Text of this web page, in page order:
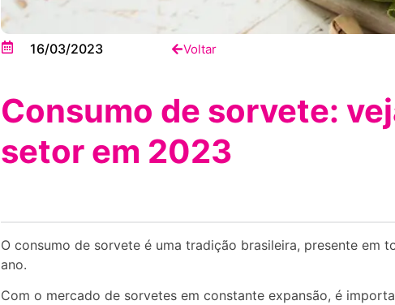
16/03/2023 Voltar
Consumo de sorvete:
setor em 2023
O consumo de sorvete é uma tradição brasileira, presente em
ano.
Com o mercado de sorvetes em constante expansão, é